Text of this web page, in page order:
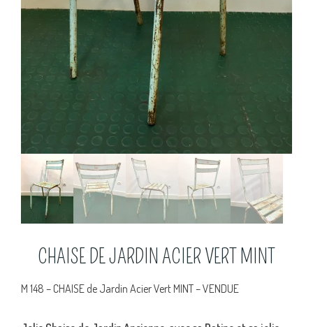
CHAISE DE JARDIN ACIER VERT MINT
M 148 – CHAISE de Jardin Acier Vert MINT – VENDUE